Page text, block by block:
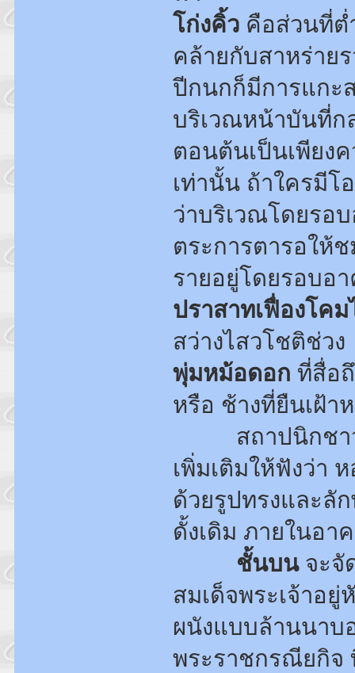
โก่งคิ้วคือส่วนที่ต่
คล้ายกับสาหร่าย
ปีกนกก็มีการแกะ
บริเวณหน้าบันที่ก
ตอนต้นเป็นเพียง
เท่านั้น ถ้าใครมีโ
ว่าบริเวณโดยรอ
ตระการตารอให้
รายอยู่โดยรอบอ
ปราสาทเฟื่องโคม
สว่างไสวโชติช่วง
พุ่มหม้อดอก ที่สื่อ
หรือ ช้างที่ยืนเฝ้า
สถาปนิกชาวล้
เพิ่มเติมให้ฟังว่า
ด้วยรูปทรงและลั
ดั้งเดิม ภายในอา
ชั้นบนจะจั
สมเด็จพระเจ้าอ
ผนังแบบล้านนาบ
พระราชกรณียกิจ